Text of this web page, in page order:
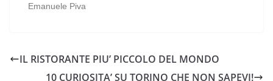
Emanuele Piva
IL RISTORANTE PIU’ PICCOLO DEL MONDO
10 CURIOSITA’ SU TORINO CHE NON SAPEVI!